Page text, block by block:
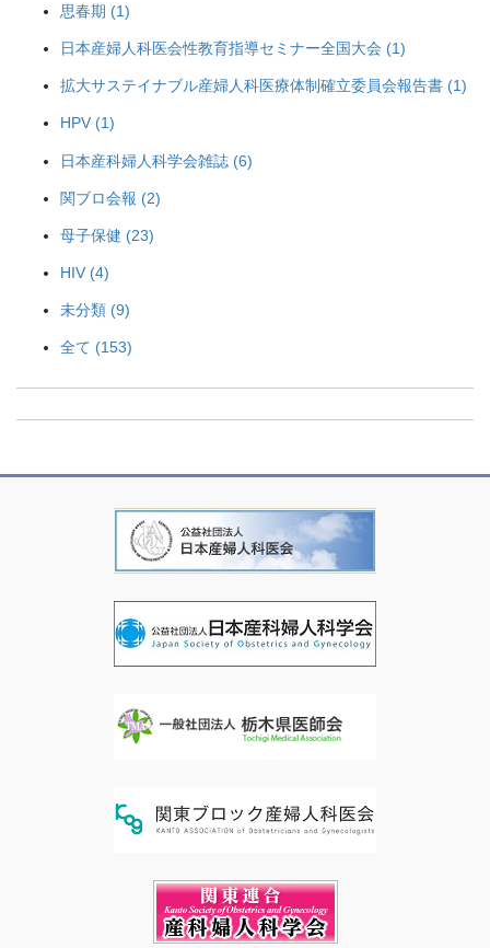
思春期 (1)
日本産婦人科医会性教育指導セミナー全国大会 (1)
拡大サステイナブル産婦人科医療体制確立委員会報告書 (1)
HPV (1)
日本産科婦人科学会雑誌 (6)
関ブロ会報 (2)
母子保健 (23)
HIV (4)
未分類 (9)
全て (153)